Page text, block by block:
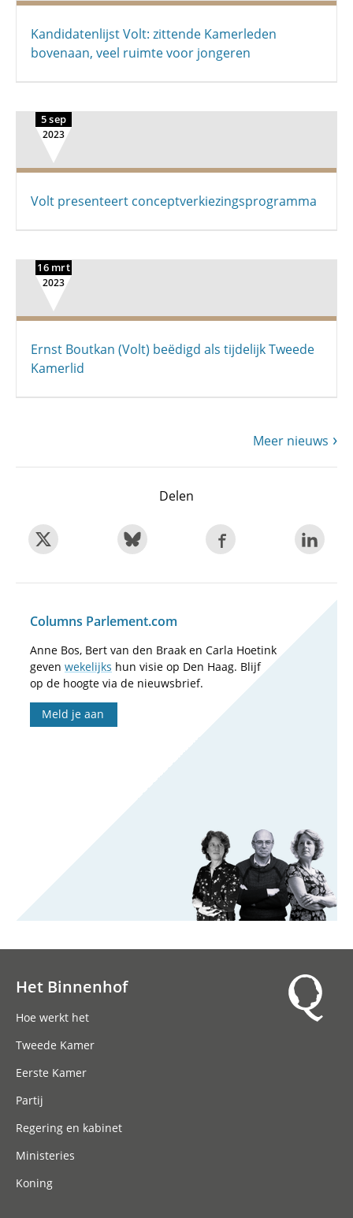
Kandidatenlijst Volt: zittende Kamerleden
bovenaan, veel ruimte voor jongeren
5 sep
2023
Volt presenteert conceptverkiezingsprogramma
16 mrt
2023
Ernst Boutkan (Volt) beëdigd als tijdelijk Tweede
Kamerlid
Meer nieuws
Delen
Columns Parlement.com
Anne Bos, Bert van den Braak en Carla Hoetink
geven wekelijks hun visie op Den Haag. Blijf
op de hoogte via de nieuwsbrief.
Meld je aan
Het Binnenhof
Hoe werkt het
Tweede Kamer
Eerste Kamer
Partij
Regering en kabinet
Ministeries
Koning